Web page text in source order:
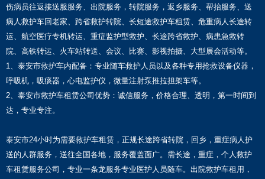
伤病员往返接送服服务、出院服务，转院服务，返乡服务、帮抬服务、送
病人救护车回老家、跨省救护转院、长短途救护车租赁、危重病人长途转
运、航空医疗专机转运、重症监护型救护、长途跨省救护、病患急救转
院、高铁转运、火车站转送、会议、比赛、影视拍摄、大型展会活动等。
1、泰安市救护车内配备：专业随车救护人员以及各种专用抢救设备仪器，
呼吸机，吸痰器，心电监护仪，微量注射泵推拉担架车等。
2、泰安市救护车租赁公司优势：诚信服务，价格合理、透明，第一时间到
达，专业专注。
泰安市24小时为需要救护车租赁，正规长途跨省转院，回乡，重症病人护
送的人群服务，送往全国各地，服务覆盖面广。需长途，重症，个人救护
车租赁服务公司，专业一条龙服务专业医护人员随车。出院救护车租用，